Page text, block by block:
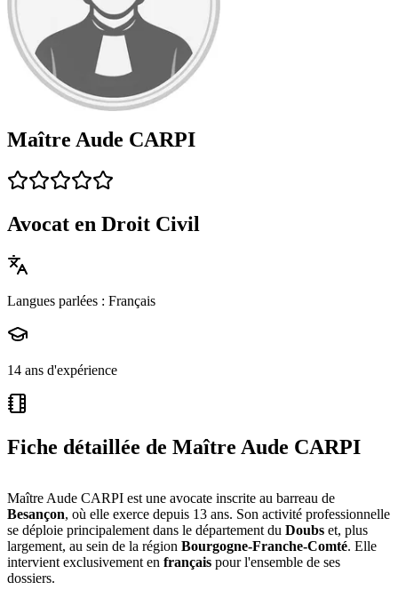
Maître Aude CARPI
Avocat en Droit Civil
Langues parlées : Français
14 ans d'expérience
Fiche détaillée de Maître Aude CARPI
Maître Aude CARPI est une avocate inscrite au barreau de
Besançon, où elle exerce depuis 13 ans. Son activité professionnelle
se déploie principalement dans le département du Doubs et, plus
largement, au sein de la région Bourgogne-Franche-Comté. Elle
intervient exclusivement en français pour l'ensemble de ses
dossiers.